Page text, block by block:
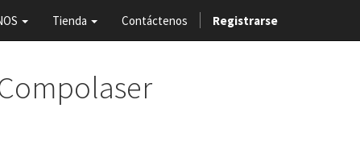
Tienda Contáctenos Registrarse